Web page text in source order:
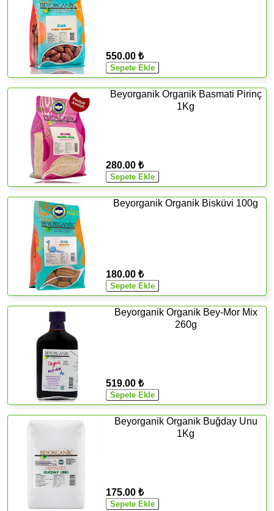
550.00 ₺
Beyorganik Organik Basmati Pirinç
1Kg
280.00 ₺
Beyorganik Organik Bisküvi 100g
180.00 ₺
Beyorganik Organik Bey-Mor Mix
260g
519.00 ₺
Beyorganik Organik Buğday Unu
1Kg
175.00 ₺